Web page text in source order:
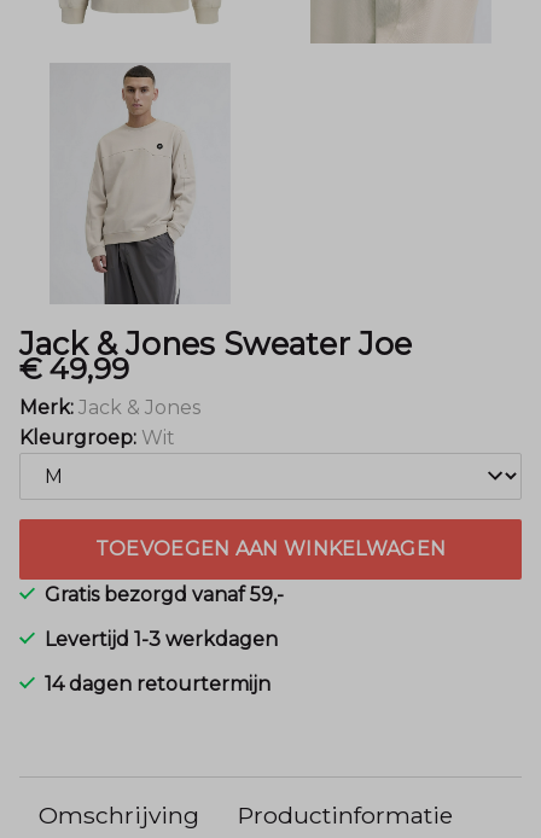
Menger
Mode
Jack & Jones Sweater Joe
€ 49,99
Merk: Jack & Jones
Kleurgroep: Wit
TOEVOEGEN AAN WINKELWAGEN
Gratis bezorgd vanaf 59,-
Levertijd 1-3 werkdagen
14 dagen retourtermijn
Omschrijving Productinformatie